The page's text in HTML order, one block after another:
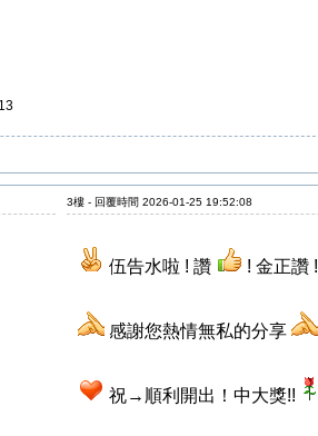
3樓 - 回覆時間 2026-01-25 19:52:08
伍告水啦 ! 讚 ! 金正讚 !
感謝您熱情無私的分享
祝→順利開出！中大獎!!